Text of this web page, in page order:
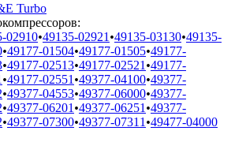
Turbo
02910•49135-02921 •49135-03130•49135-
•49177-01504•49177-01505•49177-
•49177-02513•49177-02521 •49177-
•49177-02551 •49377-04100•49377-
•49377-04553•49377-06000•49377-
•49377-06201 •49377-06251 •49377-
•49377-07300•49377-07311 •49477-04000